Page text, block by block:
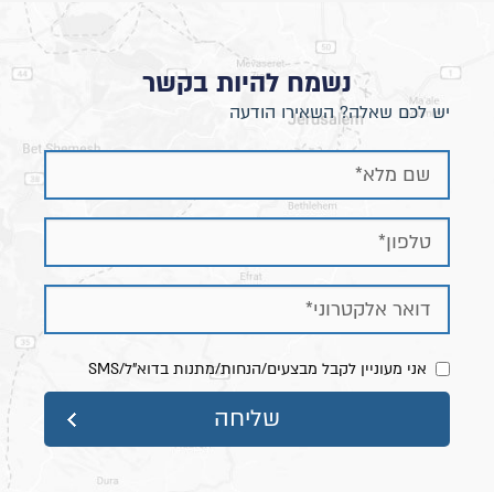
נשמח להיות בקשר
יש לכם שאלה? השאירו הודעה
אני מעוניין לקבל מבצעים/הנחות/מתנות בדוא"ל/SMS